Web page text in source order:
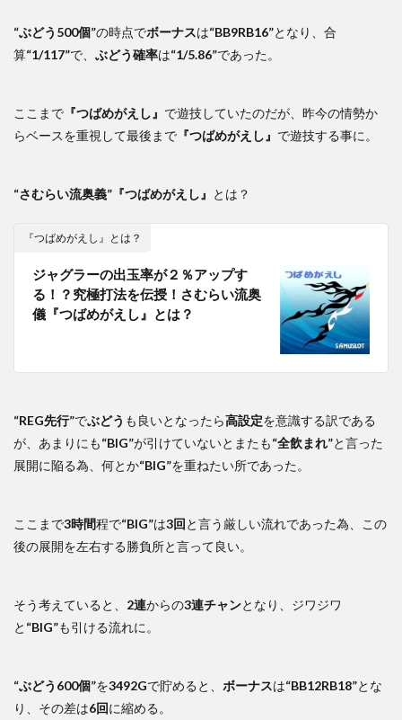
“ぶどう500個”の時点でボーナスは“BB9RB16”となり、合
算“1/117”で、 ぶどう確率は“1/5.86”であった。
ここまで 『つばめがえし』 で遊技していたのだが、昨今の情勢か
らベースを重視して最後まで 『つばめがえし』 で遊技する事に。
“さむらい流奥義” 『つばめがえし』 とは？
『つばめがえし』とは？
ジャグラーの出玉率が２％アップす
る！？究極打法を伝授！さむらい流奥
儀『つばめがえし』とは？
“REG先行”でぶどう も良いとなったら高設定を意識する訳である
が、あまりにも“BIG”が引けていないとまたも“全飲まれ”と言った
展開に陥る為、何とか“BIG”を重ねたい所であった。
ここまで3時間程で“BIG”は3回と言う厳しい流れであった為、この
後の展開を左右する勝負所と言って良い。
そう考えていると、 2連からの3連チャンとなり、ジワジワ
と “BIG”も引ける流れに。
“ぶどう600個”を3492Gで貯めると、 ボーナスは“BB12RB18”とな
り、その差は6回に縮める。